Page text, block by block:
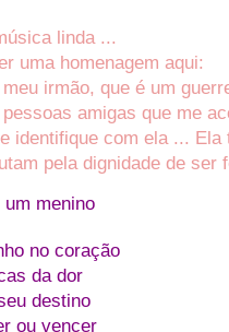
linda ...
uma homenagem aqui:
irmão, que é um
amigas que me
identifique com ela ...
pela dignidade de ser
menino
no coração
da dor
destino
ou vencer